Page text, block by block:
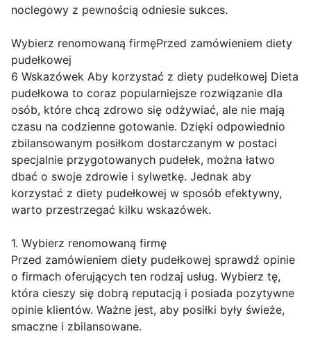
noclegowy z pewnością odniesie sukces.
Wybierz renomowaną firmęPrzed zamówieniem diety
pudełkowej
6 Wskazówek Aby korzystać z diety pudełkowej Dieta
pudełkowa to coraz popularniejsze rozwiązanie dla
osób, które chcą zdrowo się odżywiać, ale nie mają
czasu na codzienne gotowanie. Dzięki odpowiednio
zbilansowanym posiłkom dostarczanym w postaci
specjalnie przygotowanych pudełek, można łatwo
dbać o swoje zdrowie i sylwetkę. Jednak aby
korzystać z diety pudełkowej w sposób efektywny,
warto przestrzegać kilku wskazówek.
1. Wybierz renomowaną firmę
Przed zamówieniem diety pudełkowej sprawdź opinie
o firmach oferujących ten rodzaj usług. Wybierz tę,
która cieszy się dobrą reputacją i posiada pozytywne
opinie klientów. Ważne jest, aby posiłki były świeże,
smaczne i zbilansowane.